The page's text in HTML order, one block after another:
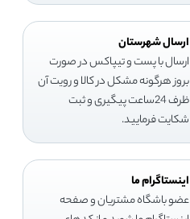
ارسال شهرستان
ارسال با پست و تیپاکس در صورت
بروز هرگونه مشکل در کالا و رویت آن
ظرف 24ساعت پیگیری و ثبت
شکایت فرمایید.
اینستاگرام ما
عضو باشگاه مشتریان و صفحه